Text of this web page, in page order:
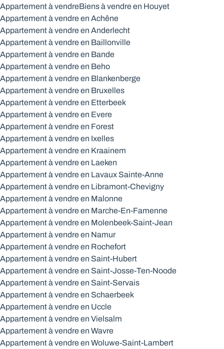
Appartement à vendreBiens à vendre en Houyet
Appartement à vendre en Achêne
Appartement à vendre en Anderlecht
Appartement à vendre en Baillonville
Appartement à vendre en Bande
Appartement à vendre en Beho
Appartement à vendre en Blankenberge
Appartement à vendre en Bruxelles
Appartement à vendre en Etterbeek
Appartement à vendre en Evere
Appartement à vendre en Forest
Appartement à vendre en Ixelles
Appartement à vendre en Kraainem
Appartement à vendre en Laeken
Appartement à vendre en Lavaux Sainte-Anne
Appartement à vendre en Libramont-Chevigny
Appartement à vendre en Malonne
Appartement à vendre en Marche-En-Famenne
Appartement à vendre en Molenbeek-Saint-Jean
Appartement à vendre en Namur
Appartement à vendre en Rochefort
Appartement à vendre en Saint-Hubert
Appartement à vendre en Saint-Josse-Ten-Noode
Appartement à vendre en Saint-Servais
Appartement à vendre en Schaerbeek
Appartement à vendre en Uccle
Appartement à vendre en Vielsalm
Appartement à vendre en Wavre
Appartement à vendre en Woluwe-Saint-Lambert